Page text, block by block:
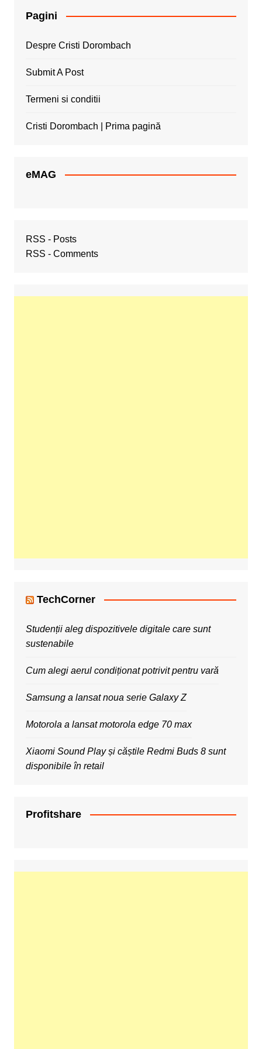
Pagini
Despre Cristi Dorombach
Submit A Post
Termeni si conditii
Cristi Dorombach | Prima pagină
eMAG
RSS - Posts
RSS - Comments
TechCorner
Studenții aleg dispozitivele digitale care sunt
sustenabile
Cum alegi aerul condiționat potrivit pentru vară
Samsung a lansat noua serie Galaxy Z
Motorola a lansat motorola edge 70 max
Xiaomi Sound Play și căștile Redmi Buds 8 sunt
disponibile în retail
Profitshare